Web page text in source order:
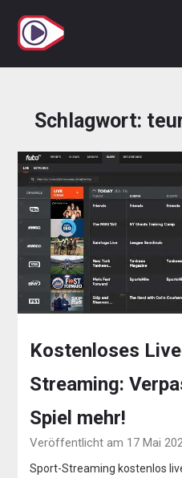
Inhalt
springen
Schlagwort:
Kostenloses
Streaming:
Spiel mehr!
Veröffentlicht am 17 Mai
Sport-Streaming kostenlos